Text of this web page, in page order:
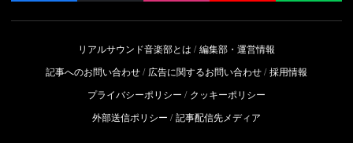
リアルサウンド音楽部とは
編集部・運営情報
記事へのお問い合わせ
広告に関するお問い合わせ 採用情報
プライバシーポリシー
クッキーポリシー
外部送信ポリシー
記事配信先メディア